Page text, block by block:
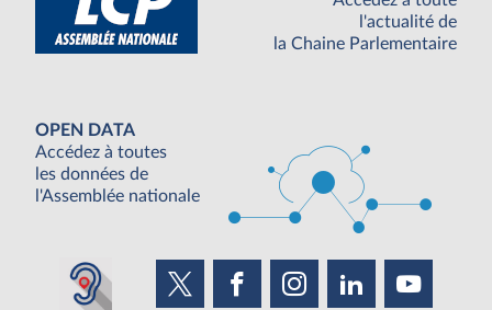
l'actualité de
la Chaine Parlementaire
OPEN DATA
Accédez à toutes
les données de
l'Assemblée nationale